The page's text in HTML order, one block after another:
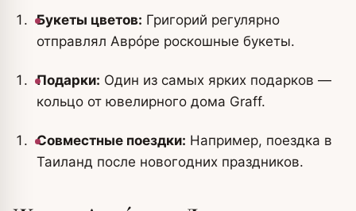
Букеты цветов: Григорий регулярно
отправлял Аврóре роскошные букеты.
Подарки: Один из самых ярких подарков —
кольцо от ювелирного дома Graff.
Совместные поездки: Например, поездка в
Таиланд после новогодних праздников.